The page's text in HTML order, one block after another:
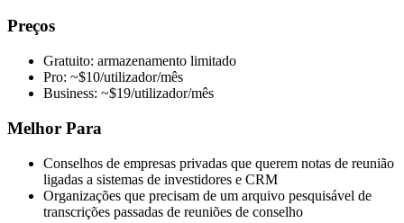
Preços
Gratuito: armazenamento limitado
Pro: ~$10/utilizador/mês
Business: ~$19/utilizador/mês
Melhor Para
Conselhos de empresas privadas que querem notas de reunião
ligadas a sistemas de investidores e CRM
Organizações que precisam de um arquivo pesquisável de
transcrições passadas de reuniões de conselho